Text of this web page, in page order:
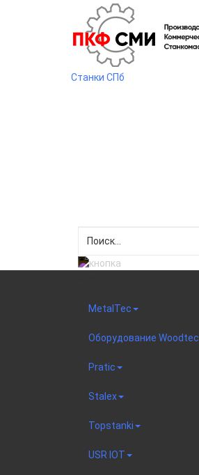
Станки СПб
MetalTec
Оборудование Woodtec
Pratic
Stalex
Topstanki
USR IOT